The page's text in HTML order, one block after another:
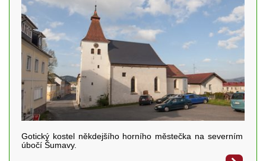
Gotický kostel někdejšího horního městečka na severním
úbočí Šumavy.